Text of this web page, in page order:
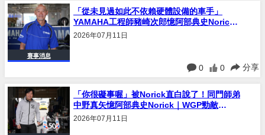
賽事消息
「從未見過如此不依賴硬體設備的車手」
YAMAHA工程師豬崎次郎憶阿部典史Norick
｜WSBK×寒冬測試×父子奮鬥背後的故事｜連
2026年07月11日
0 0 分享
「你很礙事喔」被Norick直白說了！同門師弟
中野真矢憶阿部典史Norick｜WGP勁敵
×D’Antin車隊接班×56RACING創立｜連載
2026年07月11日